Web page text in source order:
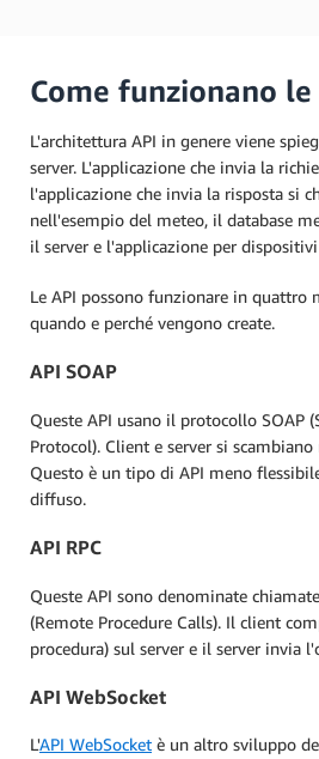
Come funzionano le
L'architettura API in genere viene
server. L'applicazione che invia la
l'applicazione che invia la risposta si
nell'esempio del meteo, il database
il server e l'applicazione per
Le API possono funzionare in quattro
quando e perché vengono create.
API SOAP
Queste API usano il protocollo SOAP
Protocol). Client e server si
Questo è un tipo di API meno
diffuso.
API RPC
Queste API sono denominate
(Remote Procedure Calls). Il client
procedura) sul server e il server invia
API WebSocket
L'API WebSocket è un altro sviluppo